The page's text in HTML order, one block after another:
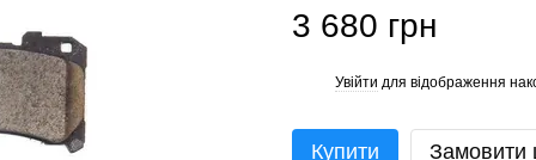
3 680 грн
Увійти для відображення
Купити Замовити